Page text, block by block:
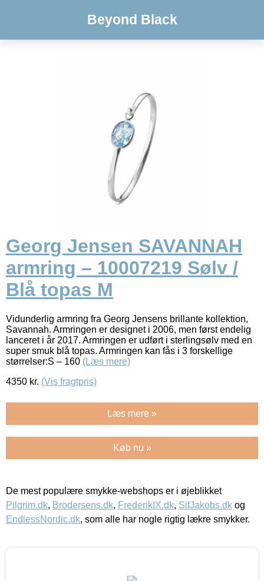
Beyond Black
Georg Jensen SAVANNAH
armring – 10007219 Sølv /
Blå topas M
Vidunderlig armring fra Georg Jensens brillante kollektion,
Savannah. Armringen er designet i 2006, men først endelig
lanceret i år 2017. Armringen er udført i sterlingsølv med en
super smuk blå topas. Armringen kan fås i 3 forskellige
størrelser:S – 160 (Læs mere)
4350 kr. (Vis fragtpris)
Læs mere »
Køb nu »
De mest populære smykke-webshops er i øjeblikket
Pilgrim.dk, Brodersens.dk, FrederikIX.dk, SifJakobs.dk og
EndlessNordic.dk, som alle har nogle rigtig lækre smykker.